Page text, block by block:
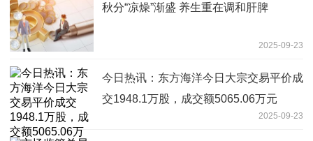
秋分“凉燥”渐盛 养生重在调和肝脾
2025-09-23
今日热讯：东方海洋今日大宗交易平价成
交1948.1万股，成交额5065.06万元
2025-09-23